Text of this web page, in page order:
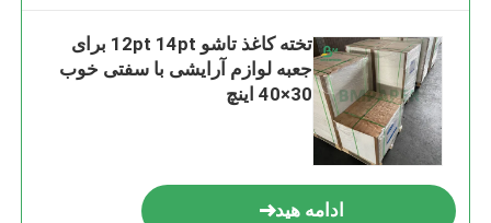
تخته کاغذ تاشو 12pt 14pt برای
جعبه لوازم آرایشی با سفتی خوب
30×40 اینچ
ادامه هید